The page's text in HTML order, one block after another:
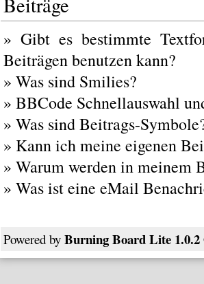
» Gibt es bestimmte
Beiträgen benutzen kann?
» Was sind Smilies?
» BBCode Schnellauswahl
» Was sind Beitrags-
» Kann ich meine eigenen
» Warum werden in meinem
» Was ist eine eMail
Powered by Burning Board Lite 1.0.2